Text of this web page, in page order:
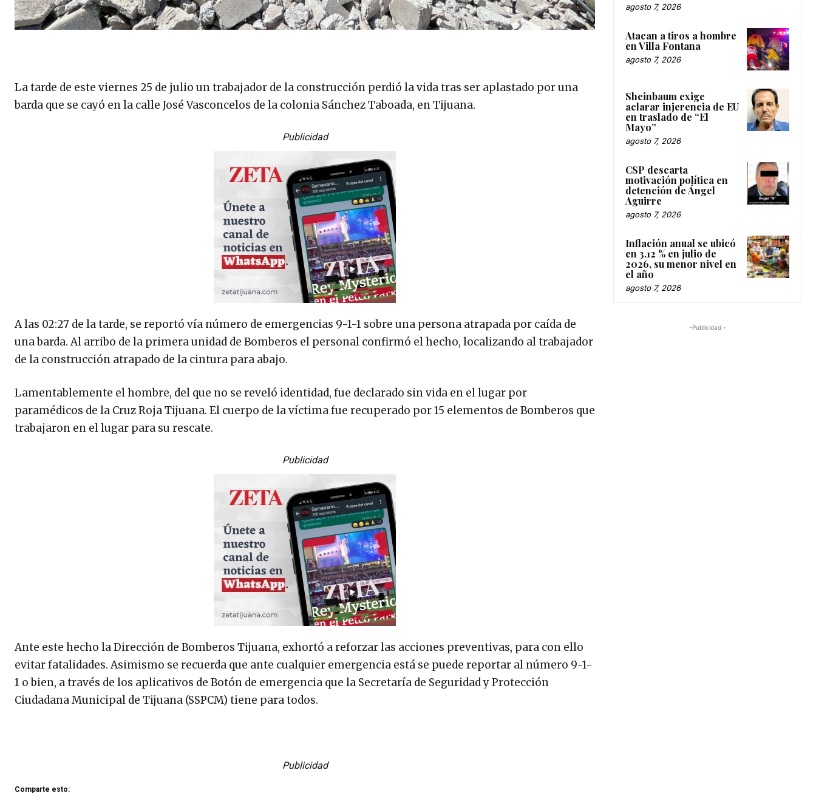
La tarde de este viernes 25 de julio un trabajador de la construcción perdió la vida tras ser aplastado por una
barda que se cayó en la calle José Vasconcelos de la colonia Sánchez Taboada, en Tijuana.
Publicidad
A las 02:27 de la tarde, se reportó vía número de emergencias 9-1-1 sobre una persona atrapada por caída de
una barda. Al arribo de la primera unidad de Bomberos el personal confirmó el hecho, localizando al trabajador
de la construcción atrapado de la cintura para abajo.
Lamentablemente el hombre, del que no se reveló identidad, fue declarado sin vida en el lugar por
paramédicos de la Cruz Roja Tijuana. El cuerpo de la víctima fue recuperado por 15 elementos de Bomberos que
trabajaron en el lugar para su rescate.
Publicidad
Ante este hecho la Dirección de Bomberos Tijuana, exhortó a reforzar las acciones preventivas, para con ello
evitar fatalidades. Asimismo se recuerda que ante cualquier emergencia está se puede reportar al número 9-1-
1 o bien, a través de los aplicativos de Botón de emergencia que la Secretaría de Seguridad y Protección
Ciudadana Municipal de Tijuana (SSPCM) tiene para todos.
Publicidad
Comparte esto:
agosto 7, 2026
Atacan a tiros a hombre
en Villa Fontana
agosto 7, 2026
Sheinbaum exige
aclarar injerencia de EU
en traslado de “El
Mayo”
agosto 7, 2026
CSP descarta
motivación política en
detención de Ángel
Aguirre
agosto 7, 2026
Inflación anual se ubicó
en 3.12 % en julio de
2026, su menor nivel en
el año
agosto 7, 2026
-Publicidad -